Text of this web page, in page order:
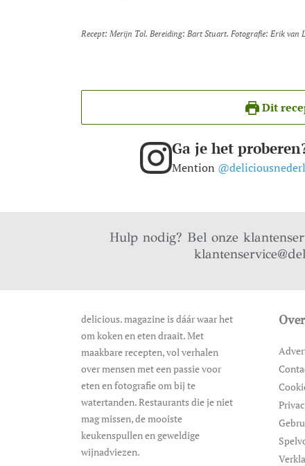
Recept: Merijn Tol. Bereiding: Bart Stuart. Fotografie: Erik van
Dit
Ga je het
Mention
Hulp nodig? Bel onze
delicious. magazine is dáár waar het
om koken en eten draait. Met
maakbare recepten, vol verhalen
over mensen met een passie voor
eten en fotografie om bij te
watertanden. Restaurants die je niet
mag missen, de mooiste
keukenspullen en geweldige
wijnadviezen.